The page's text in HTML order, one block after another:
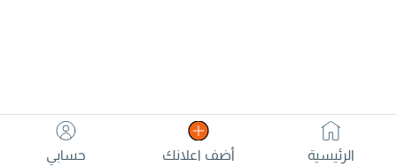
الرئيسية أضف اعلانك حسابي